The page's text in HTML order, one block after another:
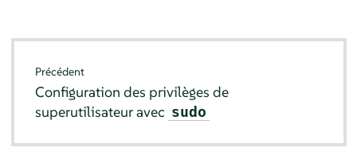
Précédent
Configuration des privilèges de
superutilisateur avec sudo